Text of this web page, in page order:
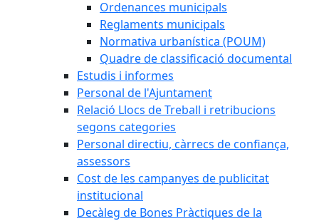
Ordenances municipals
Reglaments municipals
Normativa urbanística (POUM)
Quadre de classificació documental
Estudis i informes
Personal de l'Ajuntament
Relació Llocs de Treball i retribucions
segons categories
Personal directiu, càrrecs de confiança,
assessors
Cost de les campanyes de publicitat
institucional
Decàleg de Bones Pràctiques de la